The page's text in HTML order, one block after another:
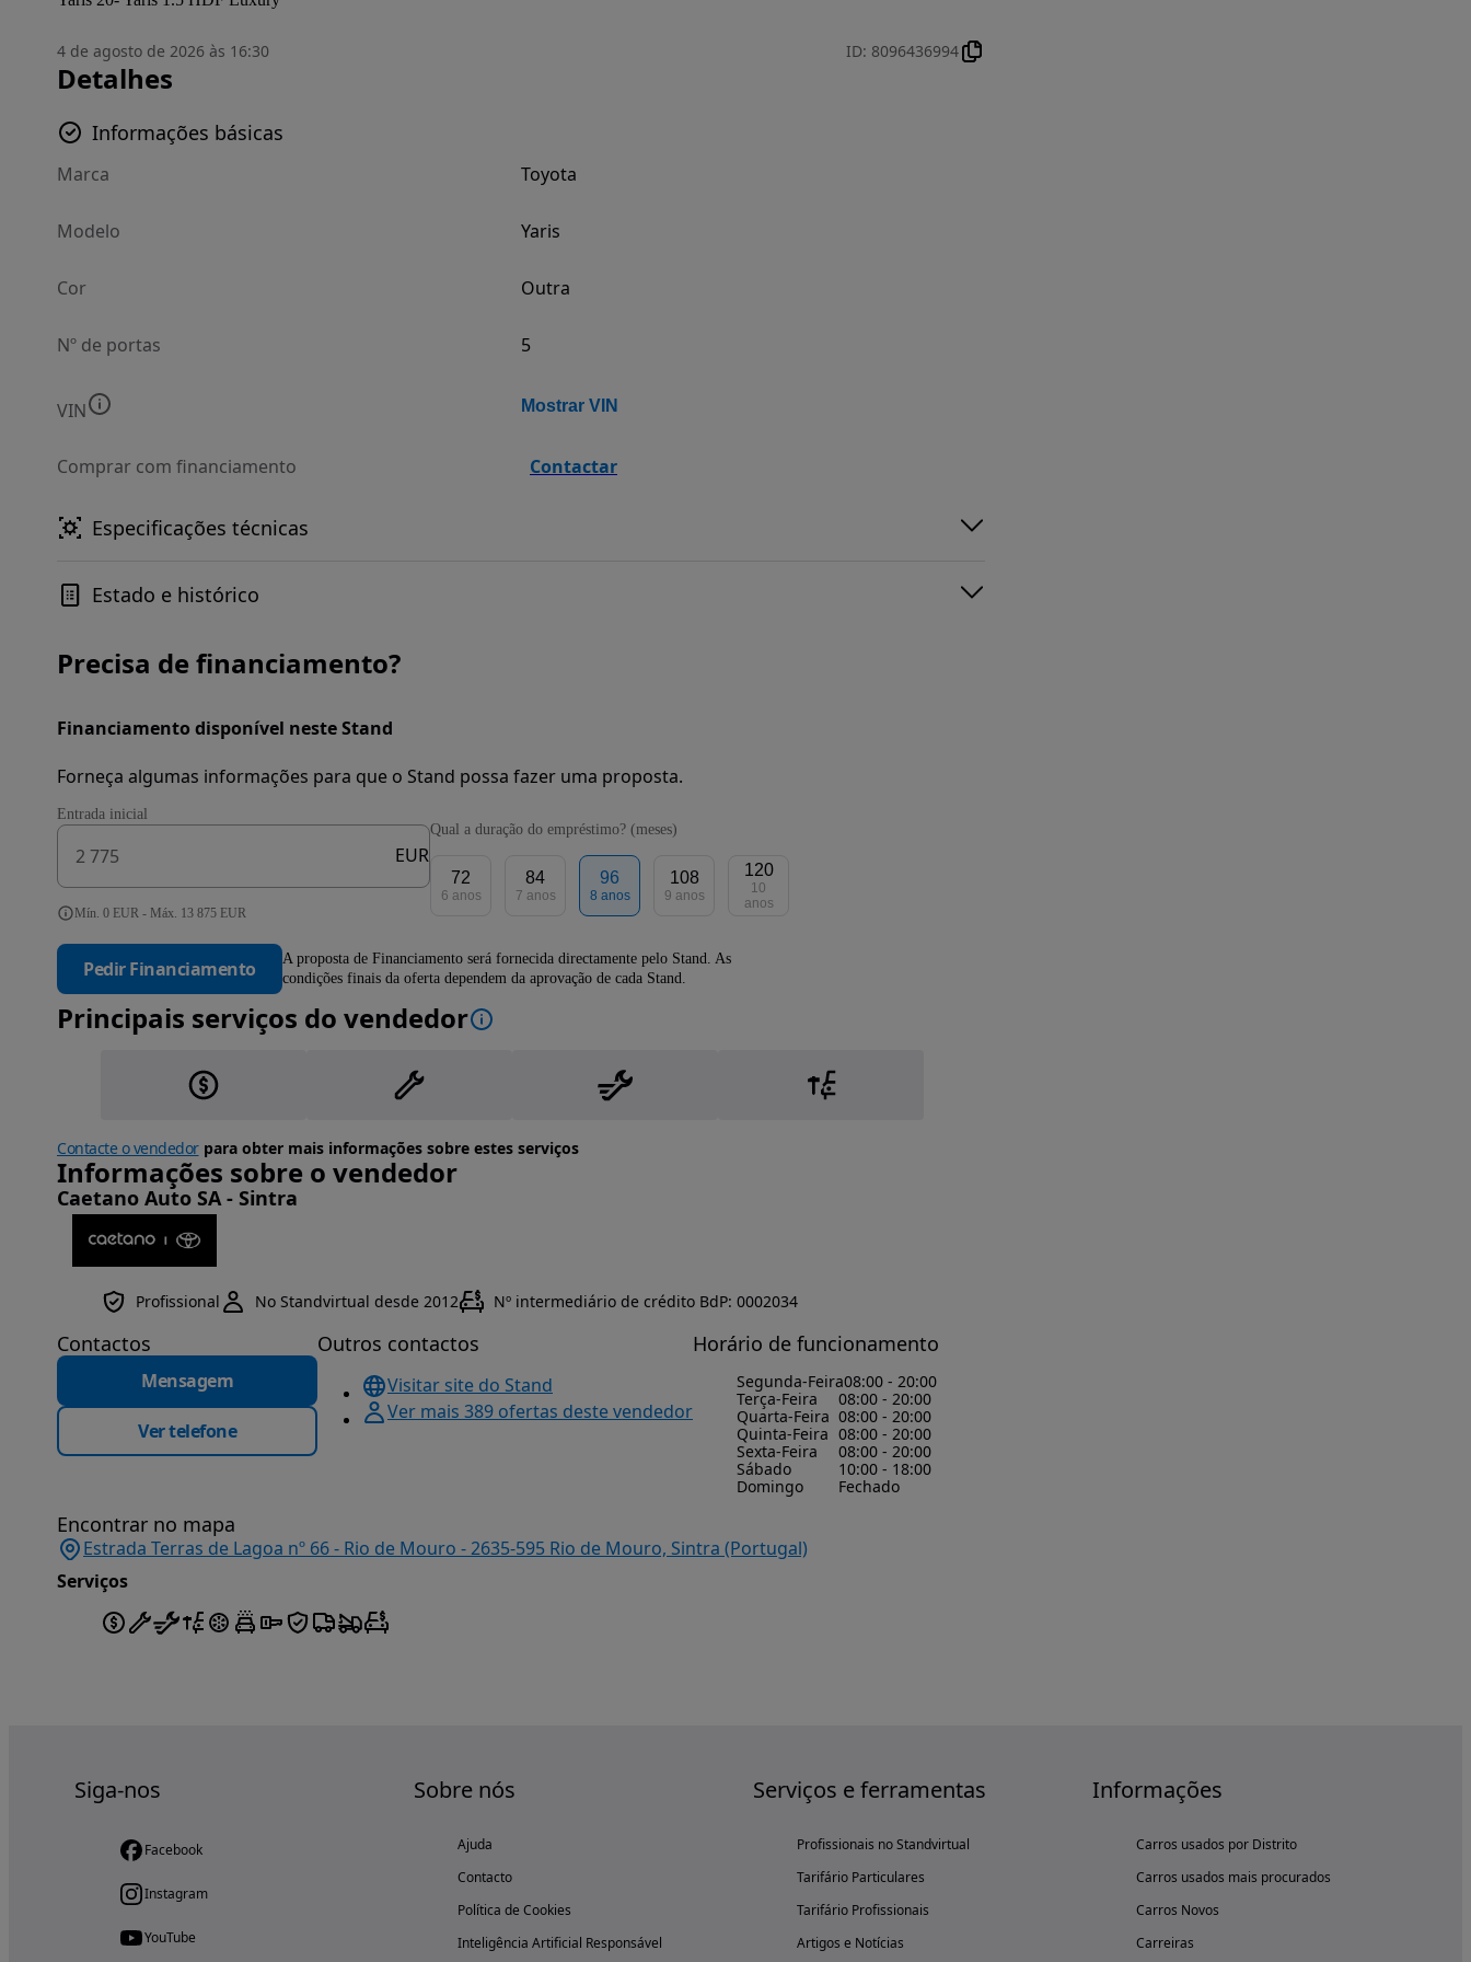
4 de agosto de 2026 às 16:30 ID: 8096436994
Detalhes
Informações básicas
Marca Toyota
Modelo Yaris
Cor Outra
Nº de portas 5
VIN Mostrar VIN
Comprar com financiamento Contactar
Especificações técnicas
Estado e histórico
Precisa de financiamento?
Financiamento disponível neste Stand
Forneça algumas informações para que o Stand possa fazer uma proposta.
Entrada inicial
EUR
Mín. 0 EUR - Máx. 13 875 EUR
Qual a duração do empréstimo? (meses)
72
6 anos
84
7 anos
96
8 anos
108
9 anos
120
10
anos
Pedir Financiamento
A proposta de Financiamento será fornecida directamente pelo Stand. As
condições finais da oferta dependem da aprovação de cada Stand.
Principais serviços do vendedor
Contacte o vendedorpara obter mais informações sobre estes serviços
Informações sobre o vendedor
Caetano Auto SA - Sintra
Profissional No Standvirtual desde 2012 Nº intermediário de crédito BdP: 0002034
Contactos
Mensagem
Ver telefone
Outros contactos
Visitar site do Stand
Ver mais 389 ofertas deste vendedor
Horário de funcionamento
Segunda-Feira08:00 - 20:00
Terça-Feira
08:00 - 20:00
Quarta-Feira 08:00 - 20:00
Quinta-Feira 08:00 - 20:00
Sexta-Feira
08:00 - 20:00
Sábado
10:00 - 18:00
Domingo
Fechado
Encontrar no mapa
Estrada Terras de Lagoa nº 66 - Rio de Mouro - 2635-595 Rio de Mouro, Sintra (Portugal)
Serviços
Siga-nos
Facebook
Instagram
YouTube
Sobre nós
Ajuda
Contacto
Política de Cookies
Inteligência Artificial Responsável
Serviços e ferramentas
Profissionais no Standvirtual
Tarifário Particulares
Tarifário Profissionais
Artigos e Notícias
Informações
Carros usados por Distrito
Carros usados mais procurados
Carros Novos
Carreiras